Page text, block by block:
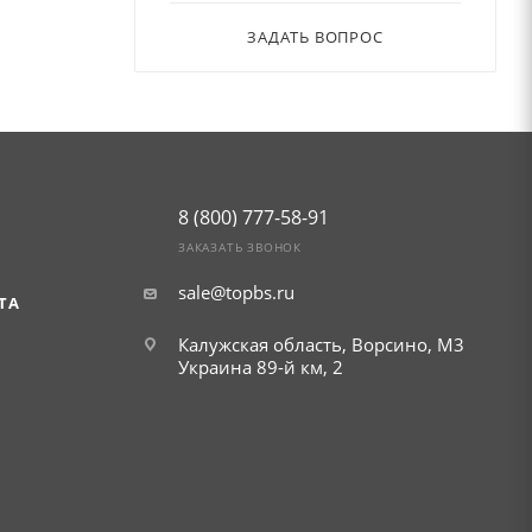
ЗАДАТЬ ВОПРОС
8 (800) 777-58-91
ЗАКАЗАТЬ ЗВОНОК
sale@topbs.ru
Калужская область, Ворсино, М3
Украина 89-й км, 2